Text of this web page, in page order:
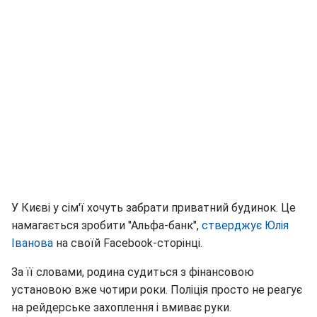
У Києві у сім'ї хочуть забрати приватний будинок. Це
намагається зробити "Альфа-банк", стверджує Юлія
Іванова на своїй Facebook-сторінці.
За її словами, родина судиться з фінансовою
установою вже чотири роки. Поліція просто не реагує
на рейдерське захоплення і вмиває руки.